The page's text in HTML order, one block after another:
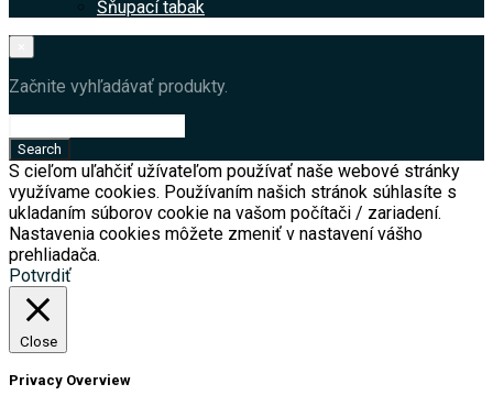
Šňupací tabak
Začnite vyhľadávať produkty.
S cieľom uľahčiť užívateľom používať naše webové stránky
využívame cookies. Používaním našich stránok súhlasíte s
ukladaním súborov cookie na vašom počítači / zariadení.
Nastavenia cookies môžete zmeniť v nastavení vášho
prehliadača.
Potvrdiť
Close
Privacy Overview